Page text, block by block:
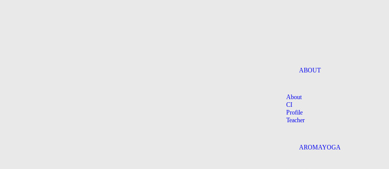
ABOUT
About
CI
Profile
Teacher
AROMAYOGA